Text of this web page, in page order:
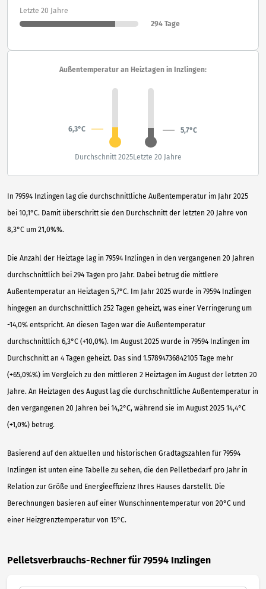
In 79594 Inzlingen lag die durchschnittliche Außentemperatur im Jahr 2025
bei 10,1°C. Damit überschritt sie den Durchschnitt der letzten 20 Jahre von
8,3°C um 21,0%%.
Die Anzahl der Heiztage lag in 79594 Inzlingen in den vergangenen 20 Jahren
durchschnittlich bei 294 Tagen pro Jahr. Dabei betrug die mittlere
Außentemperatur an Heiztagen 5,7°C. Im Jahr 2025 wurde in 79594 Inzlingen
hingegen an durchschnittlich 252 Tagen geheizt, was einer Verringerung um
-14,0% entspricht. An diesen Tagen war die Außentemperatur
durchschnittlich 6,3°C (+10,0%). Im August 2025 wurde in 79594 Inzlingen im
Durchschnitt an 4 Tagen geheizt. Das sind 1.57894736842105 Tage mehr
(+65,0%%) im Vergleich zu den mittleren 2 Heiztagen im August der letzten 20
Jahre. An Heiztagen des August lag die durchschnittliche Außentemperatur in
den vergangenen 20 Jahren bei 14,2°C, während sie im August 2025 14,4°C
(+1,0%) betrug.
Basierend auf den aktuellen und historischen Gradtagszahlen für 79594
Inzlingen ist unten eine Tabelle zu sehen, die den Pelletbedarf pro Jahr in
Relation zur Größe und Energieeffizienz Ihres Hauses darstellt. Die
Berechnungen basieren auf einer Wunschinnentemperatur von 20°C und
einer Heizgrenztemperatur von 15°C.
Letzte 20 Jahre
294 Tage
Außentemperatur an Heiztagen in Inzlingen:
6,3°C 5,7°C
Durchschnitt 2025Letzte 20 Jahre
Pelletsverbrauchs-Rechner für 79594 Inzlingen